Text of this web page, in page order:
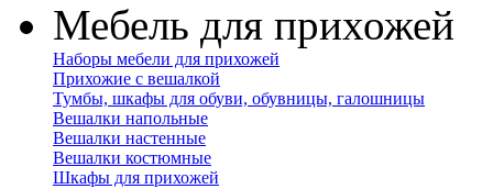
Мебель для прихожей
Наборы мебели для прихожей
Прихожие с вешалкой
Тумбы, шкафы для обуви, обувницы, галошницы
Вешалки напольные
Вешалки настенные
Вешалки костюмные
Шкафы для прихожей